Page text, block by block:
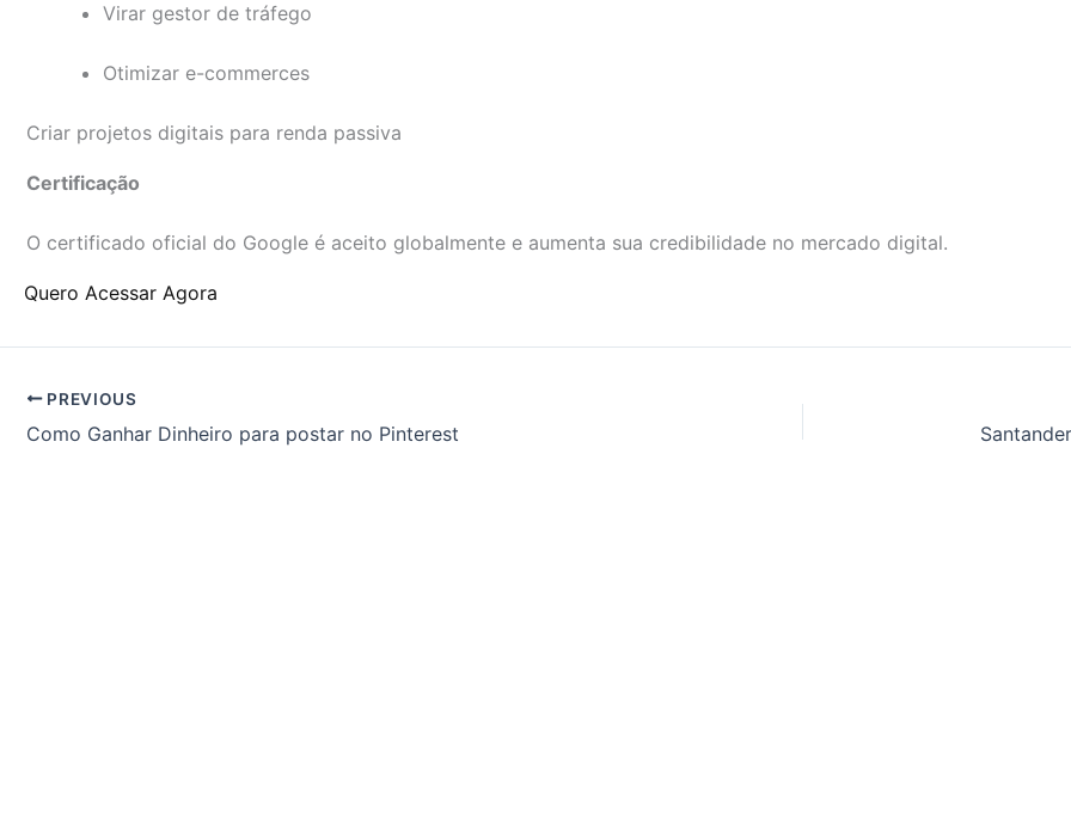
Virar gestor de tráfego
Otimizar e-commerces
Criar projetos digitais para renda passiva
Certificação
O certificado oficial do Google é aceito globalmente e aumenta sua credibilidade no mercado digital.
Quero Acessar Agora
PREVIOUS
Como Ganhar Dinheiro para postar no Pinterest